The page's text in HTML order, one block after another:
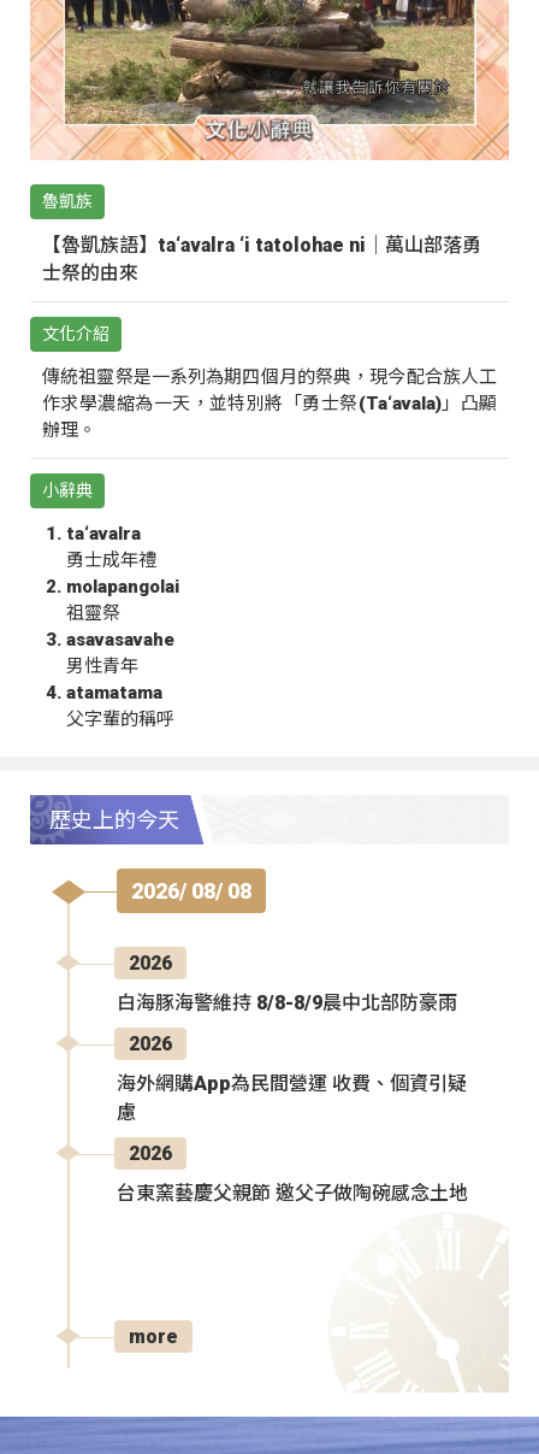
魯凱族
【魯凱族語】ta‘avalra ‘i tatolohae ni｜萬山部落勇
士祭的由來
文化介紹
傳統祖靈祭是一系列為期四個月的祭典，現今配合族人工
作求學濃縮為一天，並特別將「勇士祭(Ta‘avala)」凸顯
辦理。
小辭典
ta‘avalra
勇士成年禮
molapangolai
祖靈祭
asavasavahe
男性青年
atamatama
父字輩的稱呼
歷史上的今天
2026/ 08/ 08
2026
白海豚海警維持 8/8-8/9晨中北部防豪雨
2026
海外網購App為民間營運 收費、個資引疑
慮
2026
台東窯藝慶父親節 邀父子做陶碗感念土地
more